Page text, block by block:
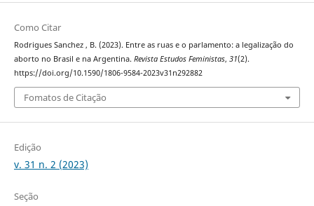
Como Citar
Rodrigues Sanchez , B. (2023). Entre as ruas e o parlamento: a legalização do
aborto no Brasil e na Argentina. Revista Estudos Feministas, 31(2).
https://doi.org/10.1590/1806-9584-2023v31n292882
Fomatos de Citação
Edição
v. 31 n. 2 (2023)
Seção